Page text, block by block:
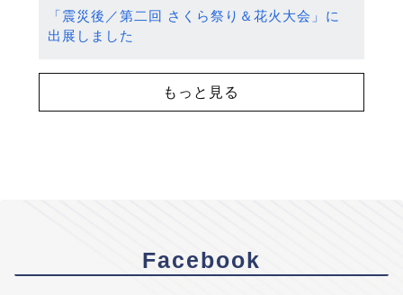
「震災後／第二回 さくら祭り＆花火大会」に
出展しました
もっと見る
Facebook